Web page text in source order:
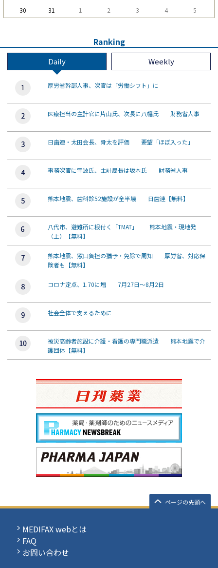
30
31 1 2 3 4 5
Ranking
Daily Weekly
厚労省幹部人事、次官は「労働シフト」に
医療担当の主計官に片山氏、次長に八幡氏 財務省人事
日歯連・太田会長、骨太を評価 要望「ほぼ入った」
事務次官に宇波氏、主計局長は坂本氏 財務省人事
熊本地震、歯科診52施設が全半壊 日歯連【無料】
八代市、避難所に根付く「TMAT」 熊本地震・現地発
（上）【無料】
熊本地震、窓口負担の猶予・免除で周知 厚労省、対応保
険者も【無料】
コロナ定点、1.70に増 7月27日～8月2日
社会全体で支えるために
被災高齢者施設に介護・看護の専門職派遣 熊本地震で介
護団体【無料】
ページの先頭へ
MEDIFAX webとは
FAQ
お問い合わせ